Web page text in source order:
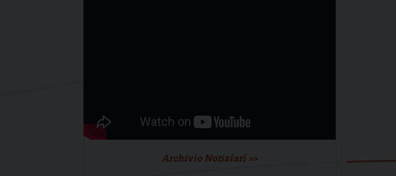
Archivio Notiziari >>